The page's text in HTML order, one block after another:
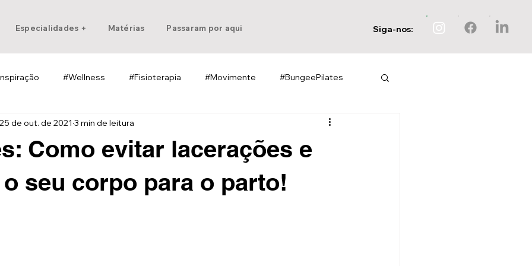
Especialidades + Matérias Passaram por aqui Siga-nos:
#Wellness #Fisioterapia #Movimente #BungeePilates
Como evitar lacerações e
seu corpo para o parto!
25 de out. de 2021 3 min de leitura